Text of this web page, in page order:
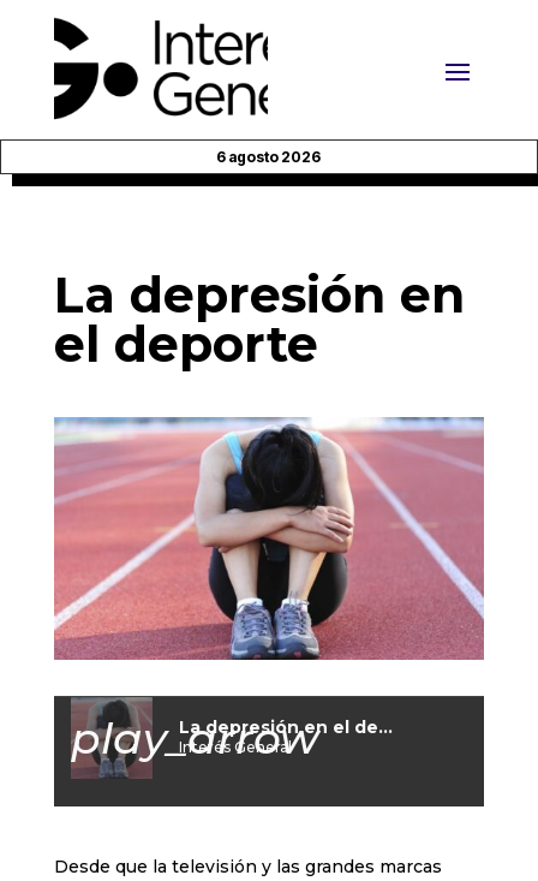
6 agosto 2026
La depresión en
el deporte
play_arrow La depresión en el deporte
Interés General
Desde que la televisión y las grandes marcas